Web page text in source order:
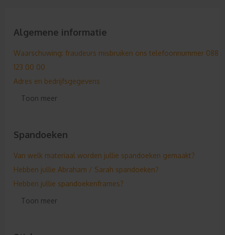
Algemene informatie
Waarschuwing: fraudeurs misbruiken ons telefoonnummer 088
123 00 00
Adres en bedrijfsgegevens
Hebben jullie nu een vacature?
Doen jullie aan sponsoring & korting?
Privacy- en Cookie Statement
De eerste, de beste!
Geen vaste formaten!
Toon meer
Spandoeken
Van welk materiaal worden jullie spandoeken gemaakt?
Hebben jullie Abraham / Sarah spandoeken?
Hebben jullie spandoekenframes?
Hoe kan ik een spandoekenframe bestellen?
Toon meer